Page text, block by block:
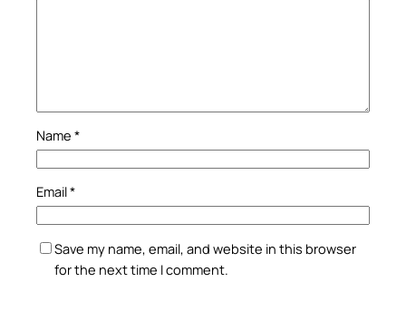
Name *
Email*
Save my name, email, and website in this browser
for the next time I comment.